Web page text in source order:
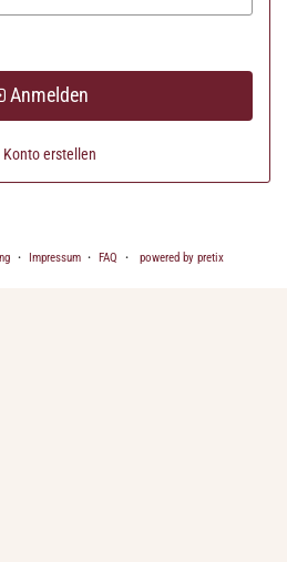
Anmelden
Konto erstellen
Impressum FAQ powered by pretix